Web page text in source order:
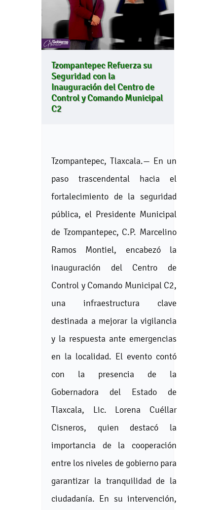
Tzompantepec Refuerza su
Seguridad con la
Inauguración del Centro de
Control y Comando Municipal
C2
Tzompantepec, Tlaxcala.— En un
paso trascendental hacia el
fortalecimiento de la seguridad
pública, el Presidente Municipal
de Tzompantepec, C.P. Marcelino
Ramos Montiel, encabezó la
inauguración del Centro de
Control y Comando Municipal C2,
una infraestructura clave
destinada a mejorar la vigilancia
y la respuesta ante emergencias
en la localidad. El evento contó
con la presencia de la
Gobernadora del Estado de
Tlaxcala, Lic. Lorena Cuéllar
Cisneros, quien destacó la
importancia de la cooperación
entre los niveles de gobierno para
garantizar la tranquilidad de la
ciudadanía. En su intervención,